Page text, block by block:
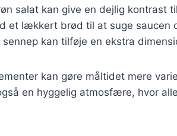
salat kan give en dejlig kontrast
et lækkert brød til at suge saucen
sennep kan tilføje en ekstra
kan gøre måltidet mere
en hyggelig atmosfære, hvor